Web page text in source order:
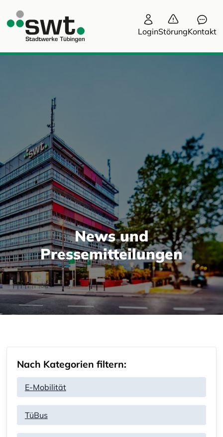
LoginStörungKontakt
News und
Pressemitteilungen
Nach Kategorien filtern:
E-Mobilität
TüBus